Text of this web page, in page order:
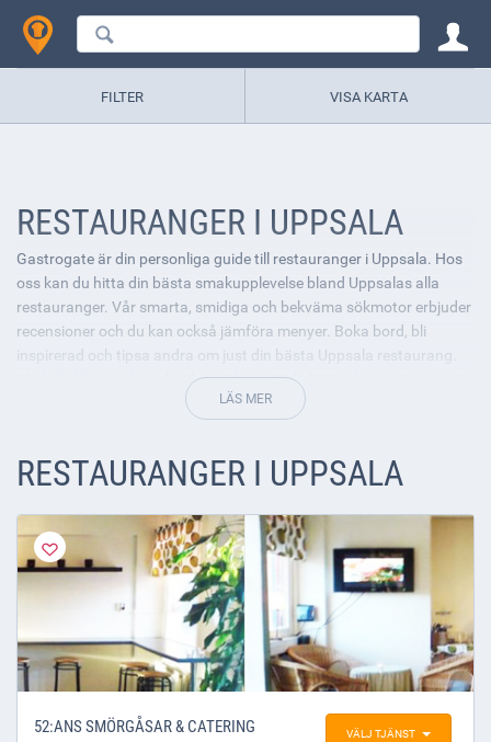
FILTER VISA KARTA
RESTAURANGER I UPPSALA
Gastrogate är din personliga guide till restauranger i Uppsala. Hos
oss kan du hitta din bästa smakupplevelse bland Uppsalas alla
restauranger. Vår smarta, smidiga och bekväma sökmotor erbjuder
recensioner och du kan också jämföra menyer. Boka bord, bli
inspirerad och tipsa andra om just din bästa Uppsala restaurang.
Med vår långa erfarenhet kan vi lova att du hittar den restaurang i
Uppsala som passar dina smaklökar bäst.
RESTAURANGER I UPPSALA
VÄLJ TJÄNST
52:ANS SMÖRGÅSAR & CATERING